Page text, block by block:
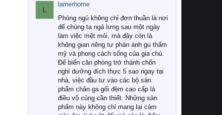
L
lamerhome
Phòng ngủ không chỉ đơn thuần là nơi
để chúng ta ngả lưng sau một ngày
làm việc mệt mỏi, mà đây còn là
không gian riêng tư phản ánh gu thẩm
mỹ và phong cách sống của gia chủ.
Để biến căn phòng trở thành chốn
nghỉ dưỡng đích thực 5 sao ngay tại
nhà, việc đầu tư vào các bộ sản
phẩm chăn ga gối đệm cao cấp là
điều vô cùng cần thiết. Những sản
phẩm này không chỉ mang lại cảm